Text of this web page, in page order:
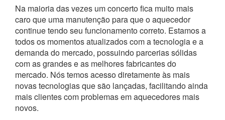
Na maioria das vezes um concerto fica muito mais
caro que uma manutenção para que o aquecedor
continue tendo seu funcionamento correto. Estamos a
todos os momentos atualizados com a tecnologia e a
demanda do mercado, possuindo parcerias sólidas
com as grandes e as melhores fabricantes do
mercado. Nós temos acesso diretamente às mais
novas tecnologias que são lançadas, facilitando ainda
mais clientes com problemas em aquecedores mais
novos.